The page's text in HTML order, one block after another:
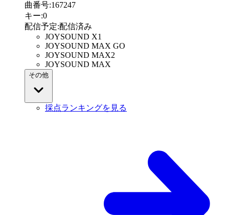
曲番号:167247
キー:0
配信予定:配信済み
JOYSOUND X1
JOYSOUND MAX GO
JOYSOUND MAX2
JOYSOUND MAX
その他
採点ランキングを見る